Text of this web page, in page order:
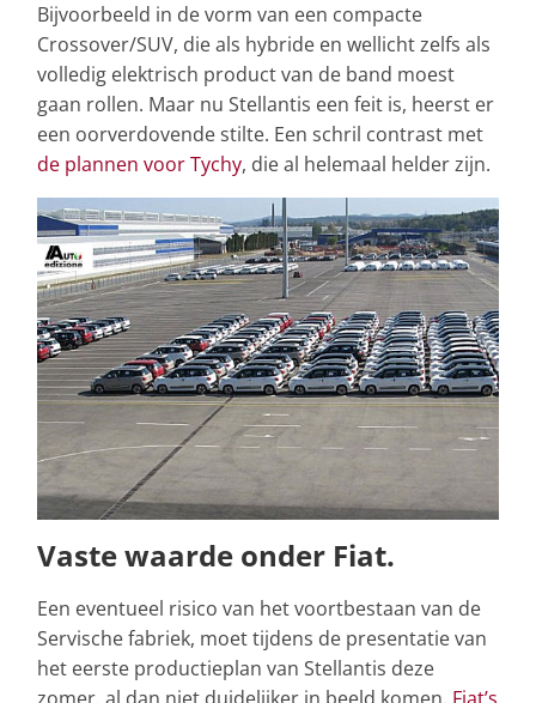
Bijvoorbeeld in de vorm van een compacte
Crossover/SUV, die als hybride en wellicht zelfs als
volledig elektrisch product van de band moest
gaan rollen. Maar nu Stellantis een feit is, heerst er
een oorverdovende stilte. Een schril contrast met
de plannen voor Tychy, die al helemaal helder zijn.
Vaste waarde onder Fiat.
Een eventueel risico van het voortbestaan van de
Servische fabriek, moet tijdens de presentatie van
het eerste productieplan van Stellantis deze